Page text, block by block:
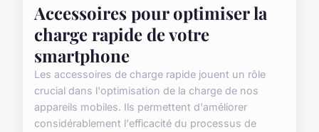
Accessoires pour optimiser la
charge rapide de votre
smartphone
Les accessoires de charge rapide jouent un rôle
crucial dans l'optimisation de la charge de nos
appareils mobiles. Ils permettent d'améliorer
considérablement l'efficacité du processus de